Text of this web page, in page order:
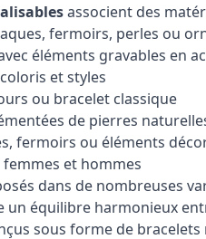
associent des
fermoirs, perles ou
éléments gravables en
et styles
ou bracelet classique
de pierres
fermoirs ou éléments
et hommes
dans de nombreuses
un équilibre harmonieux
sous forme de